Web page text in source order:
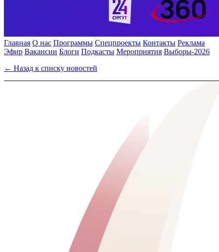
Главная О нас Программы Спецпроекты Контакты Реклама
Эфир Вакансии Блоги Подкасты Мероприятия Выборы-2026
← Назад к списку новостей